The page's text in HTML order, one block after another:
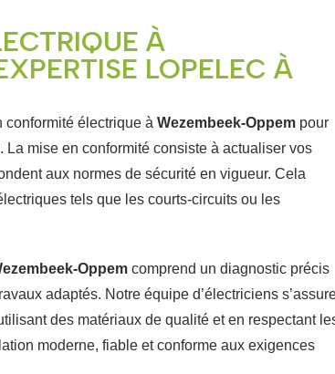
À
LOPELEC À
conformité électrique à Wezembeek-Oppem pour
mise en conformité consiste à actualiser vos
aux normes de sécurité en vigueur. Cela
tels que les courts-circuits ou les
Oppem comprend un diagnostic précis
adaptés. Notre équipe d’électriciens
des matériaux de qualité et en respectant
moderne, fiable et conforme aux exigences